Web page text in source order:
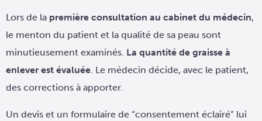
Lors de la première consultation au cabinet du médecin,
le menton du patient et la qualité de sa peau sont
minutieusement examinés. La quantité de graisse à
enlever est évaluée. Le médecin décide, avec le patient,
des corrections à apporter.
Un devis et un formulaire de “consentement éclairé” lui